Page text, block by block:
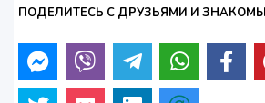
ПОДЕЛИТЕСЬ С ДРУЗЬЯМИ И